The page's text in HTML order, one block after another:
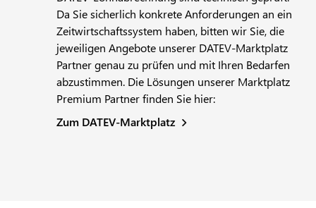
Da Sie sicherlich konkrete Anforderungen an ein
Zeitwirtschaftssystem haben, bitten wir Sie, die
jeweiligen Angebote unserer DATEV-Marktplatz
Partner genau zu prüfen und mit Ihren Bedarfen
abzustimmen. Die Lösungen unserer Marktplatz
Premium Partner finden Sie hier:
Zum DATEV-Marktplatz